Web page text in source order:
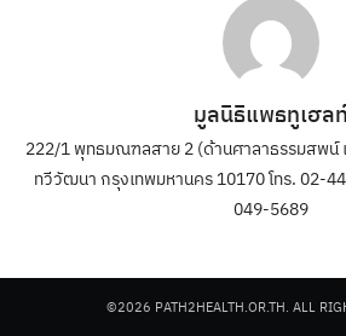
มูลนิธิแพธทูเฮล
222/1 พุทธมณฑลสาย 2 (ด้านศาลาธรรมสพน์
ทวีวัฒนา กรุงเทพมหานคร 10170 โทร. 02-
049-5689
©2026 PATH2HEALTH.OR.TH. ALL